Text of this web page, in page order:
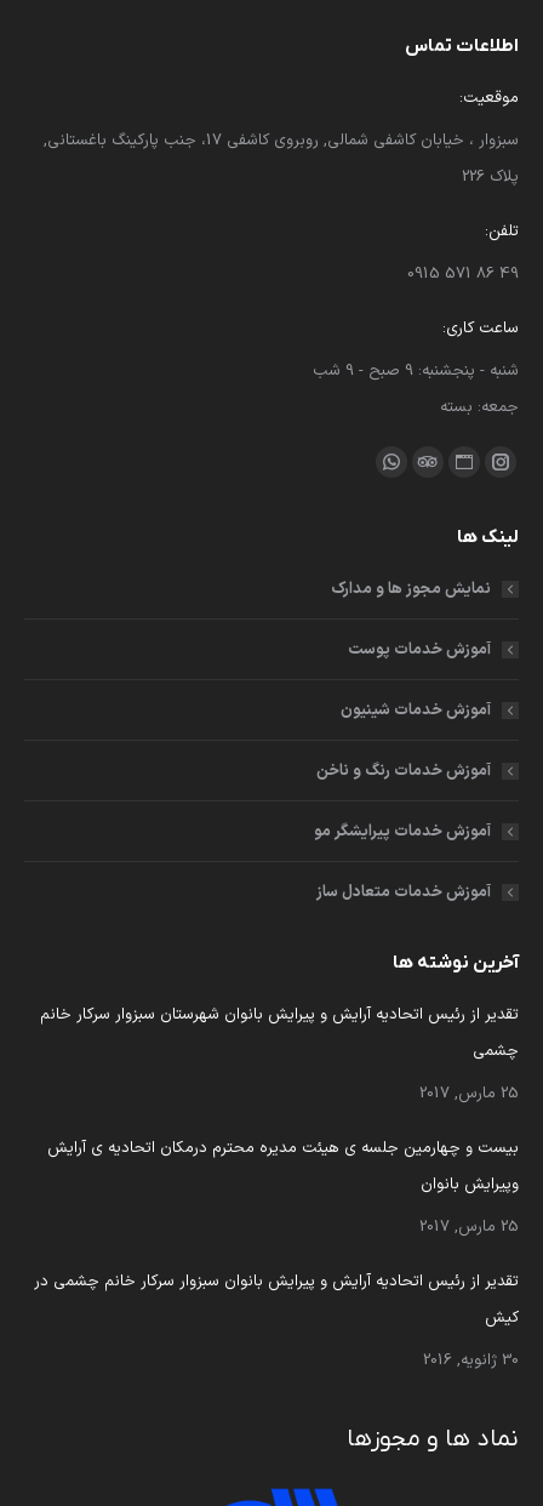
اطلاعات تماس
موقعیت:
سبزوار ، خیابان کاشفی شمالی, روبروی کاشفی 17، جنب پارکینگ باغستانی,
پلاک 226
تلفن:
49 86 571 0915
ساعت کاری:
شنبه - پنجشنبه: 9 صبح - 9 شب
جمعه: بسته
ما را دنبال کنید در:
اینستاگرام
کردن
جدید
وبسایت
کردن
در
جدید
مشاور
در
واتساپ
در
جدید
لینک ها
نمایش مجوز ها و مدارک
آموزش خدمات پوست
آموزش خدمات شینیون
آموزش خدمات رنگ و ناخن
آموزش خدمات پیرایشگر مو
آموزش خدمات متعادل ساز
آخرین نوشته ها
تقدیر از رئیس اتحادیه آرایش و پیرایش بانوان شهرستان سبزوار سرکار خانم
چشمی
25 مارس, 2017
بیست و چهارمین جلسه ی هیئت مدیره محترم درمکان اتحادیه ی آرایش
وپیرایش بانوان
25 مارس, 2017
تقدیر از رئیس اتحادیه آرایش و پیرایش بانوان سبزوار سرکار خانم چشمی در
کیش
30 ژانویه, 2016
نماد ها و مجوزها